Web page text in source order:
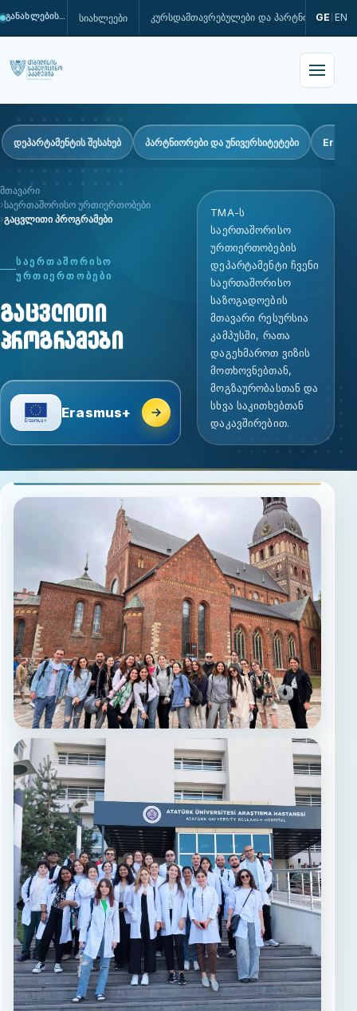
განახლების პროცესშია სიახლეები კურსდამთავრებულები და პარტნიორები
GE EN
მთავარი
საერთაშორისო ურთიერთობები
გაცვლითი პროგრამები
ᲡᲐᲔᲠᲗᲐᲨᲝᲠᲘᲡᲝ
ᲣᲠᲗᲘᲔᲠᲗᲝᲑᲔᲑᲘ
გაცვლითი
პროგრამები
Erasmus+
TMA-ს
საერთაშორისო
ურთიერთობების
დეპარტამენტი ჩვენი
საერთაშორისო
საზოგადოების
მთავარი რესურსია
კამპუსში, რათა
დაგეხმაროთ ვიზის
მოთხოვნებთან,
მოგზაურობასთან და
სხვა საკითხებთან
დაკავშირებით.
დეპარტამენტის შესახებ პარტნიორები და უნივერსიტეტები